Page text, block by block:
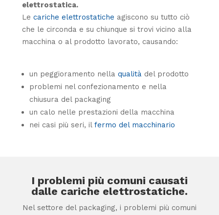
elettrostatica.
Le cariche elettrostatiche agiscono su tutto ciò
che le circonda e su chiunque si trovi vicino alla
macchina o al prodotto lavorato, causando:
un peggioramento nella qualità del prodotto
problemi nel confezionamento e nella
chiusura del packaging
un calo nelle prestazioni della macchina
nei casi più seri, il fermo del macchinario
I problemi più comuni causati
dalle cariche elettrostatiche.
Nel settore del packaging, i problemi più comuni